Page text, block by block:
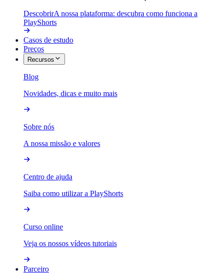
DescobrirA nossa plataforma: descubra como funciona a
PlayShorts
Casos de estudo
Preços
Recursos
Blog
Novidades, dicas e muito mais
Sobre nós
A nossa missão e valores
Centro de ajuda
Saiba como utilizar a PlayShorts
Curso online
Veja os nossos vídeos tutoriais
Parceiro